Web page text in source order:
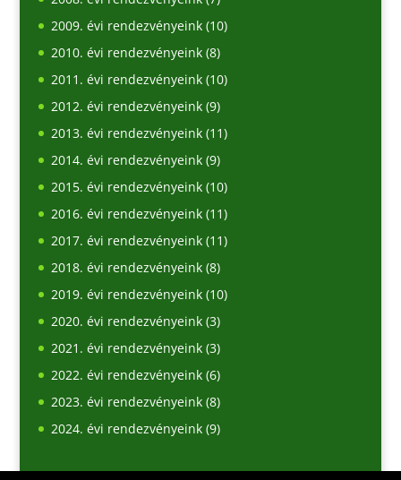
2009. évi rendezvényeink(10)
2010. évi rendezvényeink(8)
2011. évi rendezvényeink(10)
2012. évi rendezvényeink(9)
2013. évi rendezvényeink(11)
2014. évi rendezvényeink(9)
2015. évi rendezvényeink(10)
2016. évi rendezvényeink(11)
2017. évi rendezvényeink(11)
2018. évi rendezvényeink(8)
2019. évi rendezvényeink(10)
2020. évi rendezvényeink(3)
2021. évi rendezvényeink(3)
2022. évi rendezvényeink(6)
2023. évi rendezvényeink(8)
2024. évi rendezvényeink(9)